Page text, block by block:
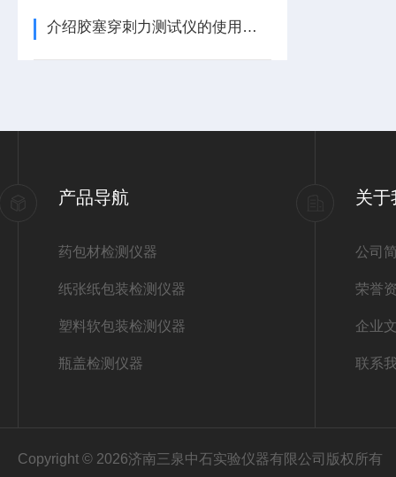
介绍胶塞穿刺力测试仪的使用方法
产品导航
药包材检测仪器
纸张纸包装检测仪器
塑料软包装检测仪器
瓶盖检测仪器
关于
公司
荣誉
企业
联系
Copyright © 2026济南三泉中石实验仪器有限公司版权所有